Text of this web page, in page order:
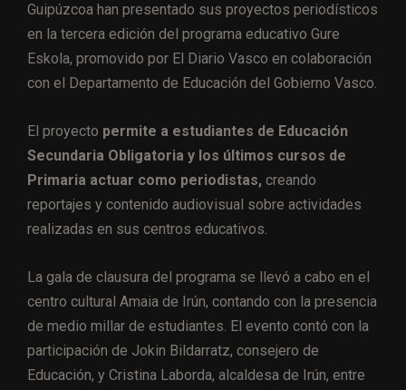
Guipúzcoa han presentado sus proyectos periodísticos
en la tercera edición del programa educativo Gure
Eskola, promovido por El Diario Vasco en colaboración
con el Departamento de Educación del Gobierno Vasco.
El proyecto permite a estudiantes de Educación
Secundaria Obligatoria y los últimos cursos de
Primaria actuar como periodistas, creando
reportajes y contenido audiovisual sobre actividades
realizadas en sus centros educativos.
La gala de clausura del programa se llevó a cabo en el
centro cultural Amaia de Irún, contando con la presencia
de medio millar de estudiantes. El evento contó con la
participación de Jokin Bildarratz, consejero de
Educación, y Cristina Laborda, alcaldesa de Irún, entre